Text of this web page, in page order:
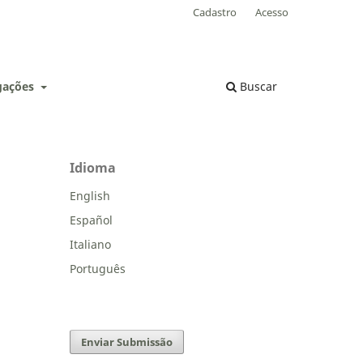
Buscar
Cadastro Acesso
Idioma
English
Español
Italiano
Português
Enviar Submissão